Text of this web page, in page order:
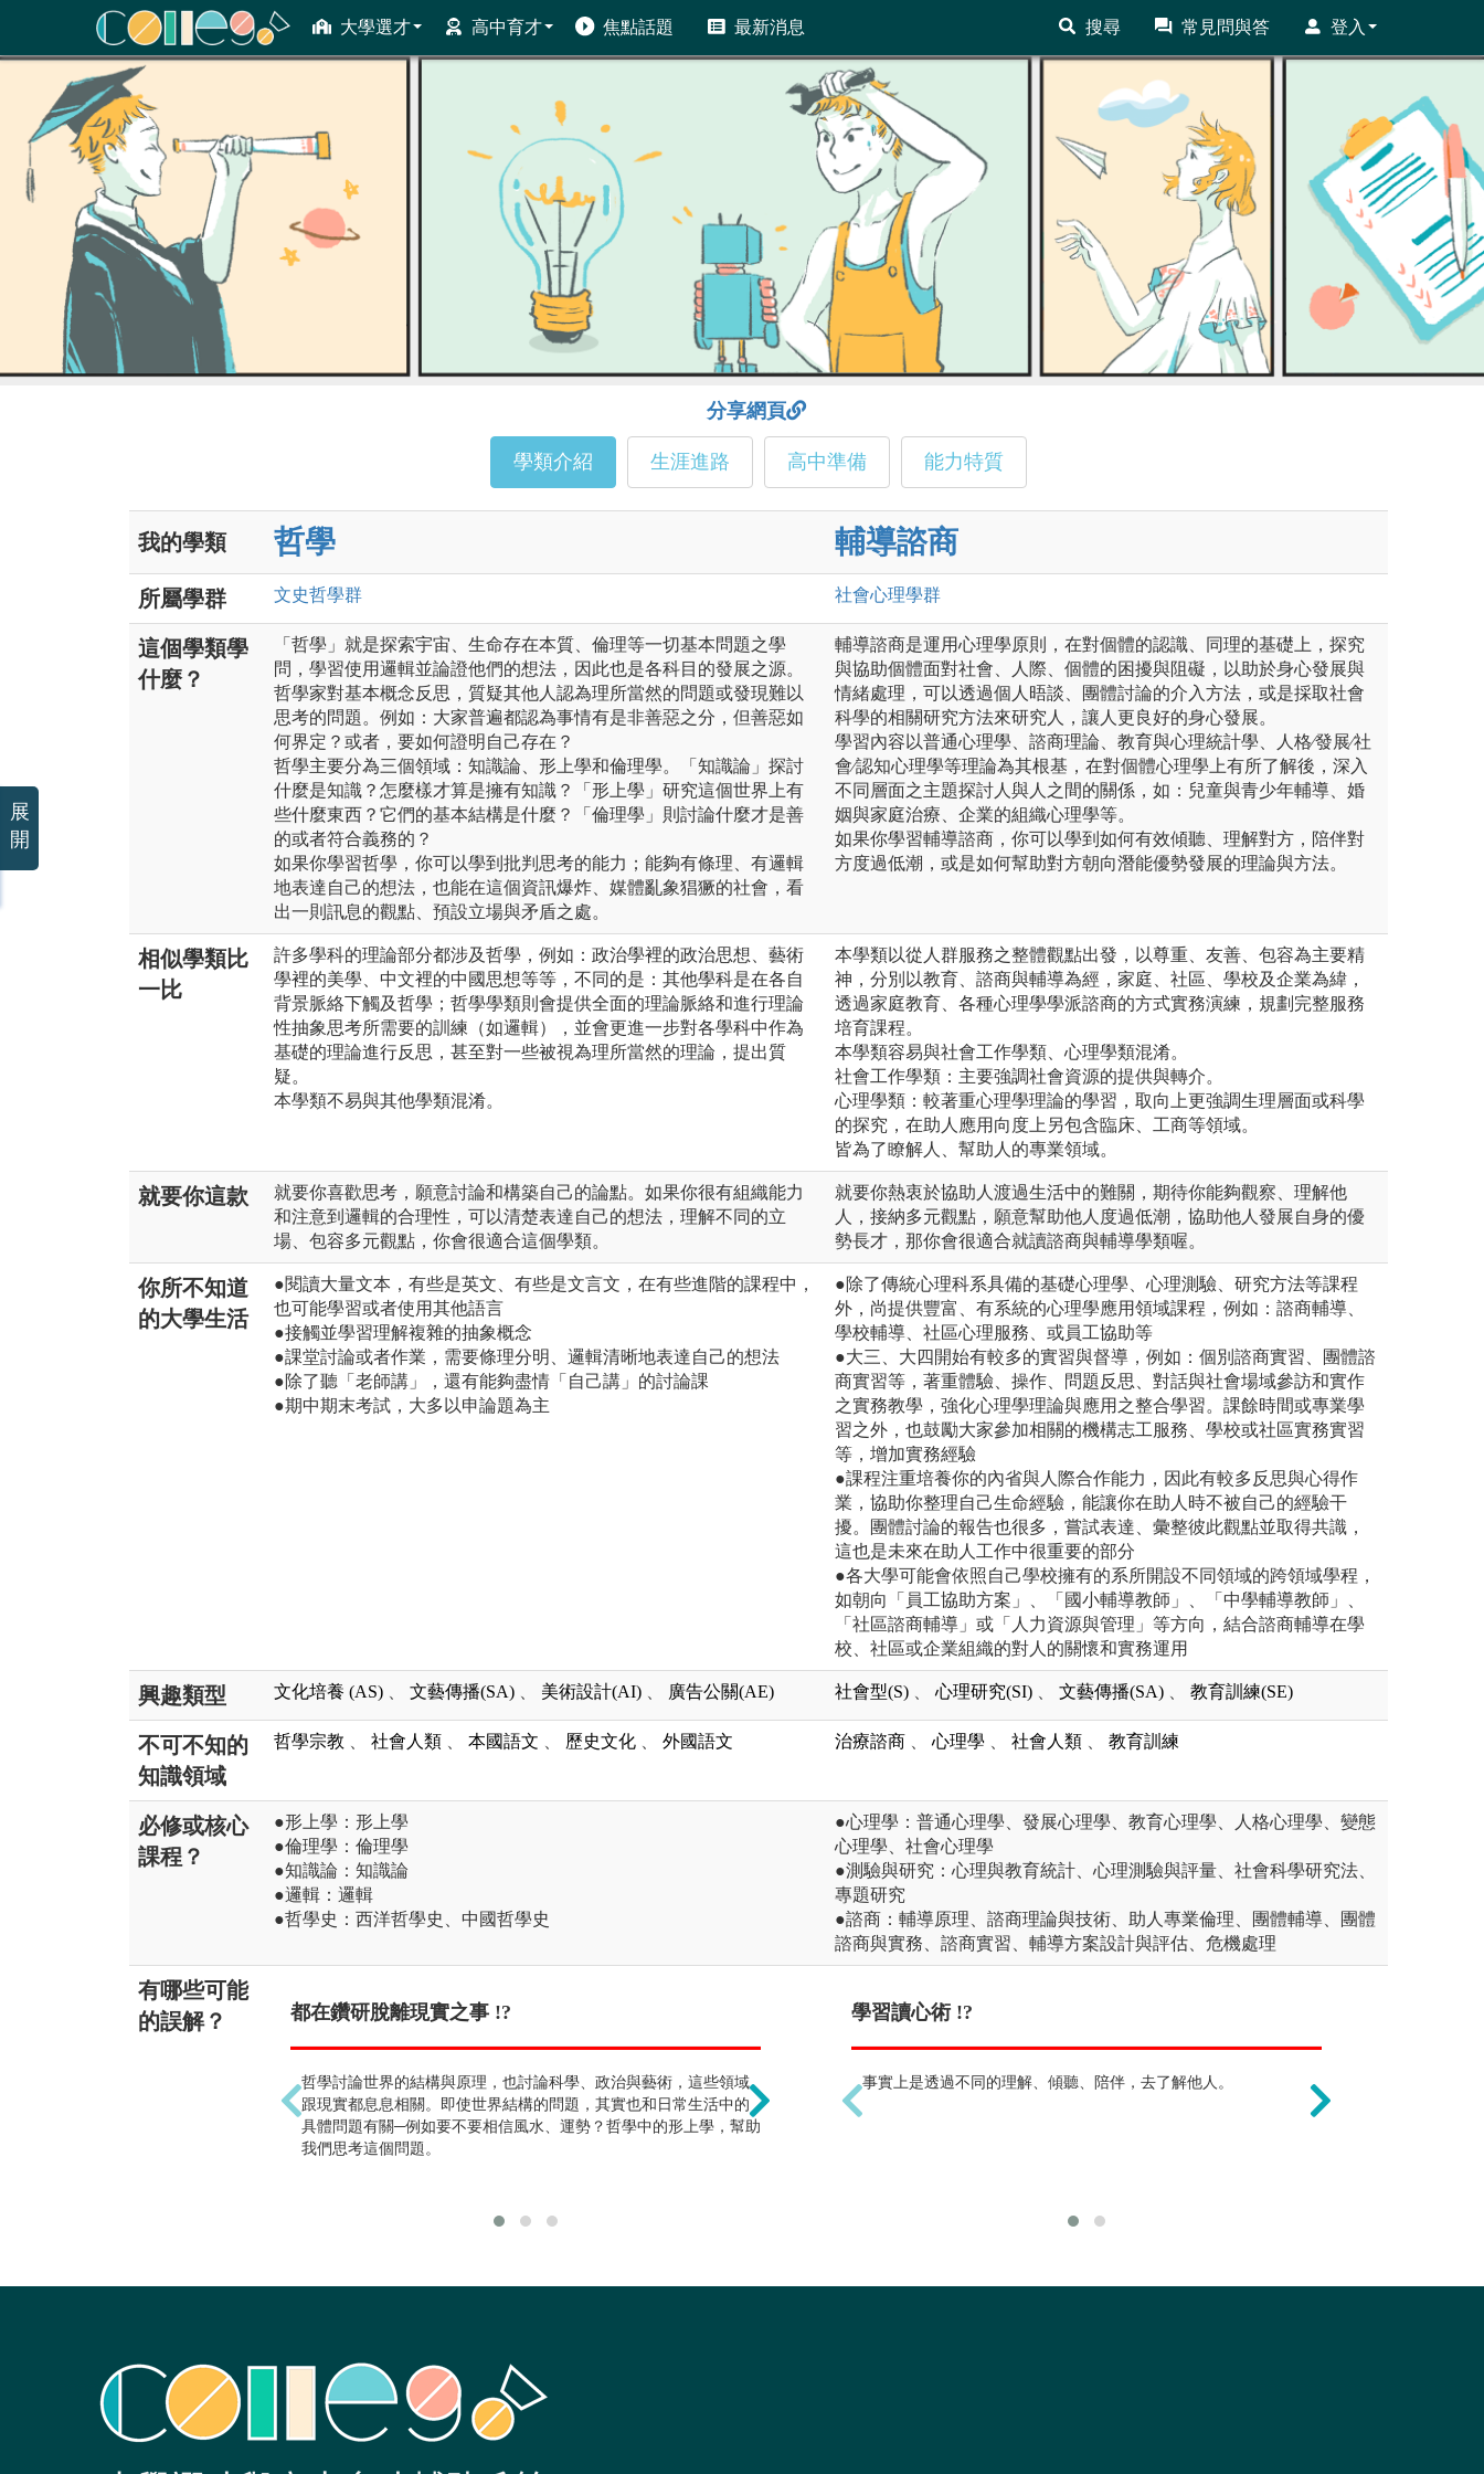
大學選才 高中育才 焦點話題 最新消息 搜尋 常見問與答 登入
ColleGo! 大學選才與高中育才輔助系統
分享網頁
學類介紹 生涯進路 高中準備 能力特質
我的學類 哲學 輔導諮商
所屬學群 文史哲學群 社會心理學群
這個學類學
什麼？
「哲學」就是探索宇宙、生命存在本質、倫理等一切基本問題之學
問，學習使用邏輯並論證他們的想法，因此也是各科目的發展之源。
哲學家對基本概念反思，質疑其他人認為理所當然的問題或發現難以
思考的問題。例如：大家普遍都認為事情有是非善惡之分，但善惡如
何界定？或者，要如何證明自己存在？
哲學主要分為三個領域：知識論、形上學和倫理學。「知識論」探討
什麼是知識？怎麼樣才算是擁有知識？「形上學」研究這個世界上有
些什麼東西？它們的基本結構是什麼？「倫理學」則討論什麼才是善
的或者符合義務的？
如果你學習哲學，你可以學到批判思考的能力；能夠有條理、有邏輯
地表達自己的想法，也能在這個資訊爆炸、媒體亂象猖獗的社會，看
出一則訊息的觀點、預設立場與矛盾之處。
輔導諮商是運用心理學原則，在對個體的認識、同理的基礎上，探究
與協助個體面對社會、人際、個體的困擾與阻礙，以助於身心發展與
情緒處理，可以透過個人晤談、團體討論的介入方法，或是採取社會
科學的相關研究方法來研究人，讓人更良好的身心發展。
學習內容以普通心理學、諮商理論、教育與心理統計學、人格∕發展∕社
會∕認知心理學等理論為其根基，在對個體心理學上有所了解後，深入
不同層面之主題探討人與人之間的關係，如：兒童與青少年輔導、婚
姻與家庭治療、企業的組織心理學等。
如果你學習輔導諮商，你可以學到如何有效傾聽、理解對方，陪伴對
方度過低潮，或是如何幫助對方朝向潛能優勢發展的理論與方法。
相似學類比
一比
許多學科的理論部分都涉及哲學，例如：政治學裡的政治思想、藝術
學裡的美學、中文裡的中國思想等等，不同的是：其他學科是在各自
背景脈絡下觸及哲學；哲學學類則會提供全面的理論脈絡和進行理論
性抽象思考所需要的訓練（如邏輯），並會更進一步對各學科中作為
基礎的理論進行反思，甚至對一些被視為理所當然的理論，提出質
疑。
本學類不易與其他學類混淆。
本學類以從人群服務之整體觀點出發，以尊重、友善、包容為主要精
神，分別以教育、諮商與輔導為經，家庭、社區、學校及企業為緯，
透過家庭教育、各種心理學學派諮商的方式實務演練，規劃完整服務
培育課程。
本學類容易與社會工作學類、心理學類混淆。
社會工作學類：主要強調社會資源的提供與轉介。
心理學類：較著重心理學理論的學習，取向上更強調生理層面或科學
的探究，在助人應用向度上另包含臨床、工商等領域。
皆為了瞭解人、幫助人的專業領域。
就要你這款
就要你喜歡思考，願意討論和構築自己的論點。如果你很有組織能力
和注意到邏輯的合理性，可以清楚表達自己的想法，理解不同的立
場、包容多元觀點，你會很適合這個學類。
就要你熱衷於協助人渡過生活中的難關，期待你能夠觀察、理解他
人，接納多元觀點，願意幫助他人度過低潮，協助他人發展自身的優
勢長才，那你會很適合就讀諮商與輔導學類喔。
你所不知道
的大學生活
●閱讀大量文本，有些是英文、有些是文言文，在有些進階的課程中，
也可能學習或者使用其他語言
●接觸並學習理解複雜的抽象概念
●課堂討論或者作業，需要條理分明、邏輯清晰地表達自己的想法
●除了聽「老師講」，還有能夠盡情「自己講」的討論課
●期中期末考試，大多以申論題為主
●除了傳統心理科系具備的基礎心理學、心理測驗、研究方法等課程
外，尚提供豐富、有系統的心理學應用領域課程，例如：諮商輔導、
學校輔導、社區心理服務、或員工協助等
●大三、大四開始有較多的實習與督導，例如：個別諮商實習、團體諮
商實習等，著重體驗、操作、問題反思、對話與社會場域參訪和實作
之實務教學，強化心理學理論與應用之整合學習。課餘時間或專業學
習之外，也鼓勵大家參加相關的機構志工服務、學校或社區實務實習
等，增加實務經驗
●課程注重培養你的內省與人際合作能力，因此有較多反思與心得作
業，協助你整理自己生命經驗，能讓你在助人時不被自己的經驗干
擾。團體討論的報告也很多，嘗試表達、彙整彼此觀點並取得共識，
這也是未來在助人工作中很重要的部分
●各大學可能會依照自己學校擁有的系所開設不同領域的跨領域學程，
如朝向「員工協助方案」、「國小輔導教師」、「中學輔導教師」、
「社區諮商輔導」或「人力資源與管理」等方向，結合諮商輔導在學
校、社區或企業組織的對人的關懷和實務運用
興趣類型 文化培養 (AS) 文藝傳播(SA) 美術設計(AI) 廣告公關(AE) 社會型(S) 心理研究(SI) 文藝傳播(SA) 教育訓練(SE)
不可不知的
知識領域
哲學宗教 社會人類 本國語文 歷史文化 外國語文 治療諮商 心理學 社會人類 教育訓練
必修或核心
課程？
●形上學：形上學
●倫理學：倫理學
●知識論：知識論
●邏輯：邏輯
●哲學史：西洋哲學史、中國哲學史
●心理學：普通心理學、發展心理學、教育心理學、人格心理學、變態
心理學、社會心理學
●測驗與研究：心理與教育統計、心理測驗與評量、社會科學研究法、
專題研究
●諮商：輔導原理、諮商理論與技術、助人專業倫理、團體輔導、團體
諮商與實務、諮商實習、輔導方案設計與評估、危機處理
有哪些可能
的誤解？
都在鑽研脫離現實之事 !?
哲學討論世界的結構與原理，也討論科學、政治與藝術，這些領域
跟現實都息息相關。即使世界結構的問題，其實也和日常生活中的
具體問題有關─例如要不要相信風水、運勢？哲學中的形上學，幫助
我們思考這個問題。
學習哲學沒有用 !?
哲學乃愛智之學。追求真理，訓練思考能力，以能明辨事理，並且
提供一個與其他學科全然不同的思維向度。這些能力不僅對於人生
大學只是基礎教育，許
關的職業，不應將未來
學習讀心術 !?
事實上是透過不同的理解、傾聽、陪伴，去了解他人。
展
開